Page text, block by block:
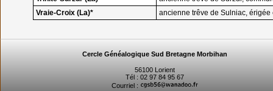
Vraie-Croix (La)*
ancienne trêve de Sulniac,
Cercle Généalogique Sud Bretagne Morbihan
56100 Lorient
Tél : 02 97 84 95 67
Courriel :